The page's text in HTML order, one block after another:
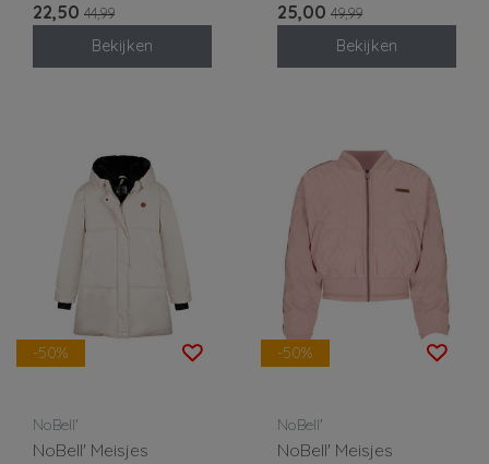
22,50 44,99
Bekijken
25,00 49,99
Bekijken
-50%
NoBell'
NoBell' Meisjes
-50%
NoBell'
NoBell' Meisjes